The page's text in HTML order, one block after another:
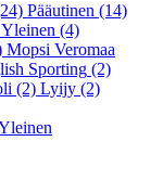
Pääutinen (14)
Yleinen (4)
Mopsi Veromaa
Sporting (2)
(2) Lyijy (2)